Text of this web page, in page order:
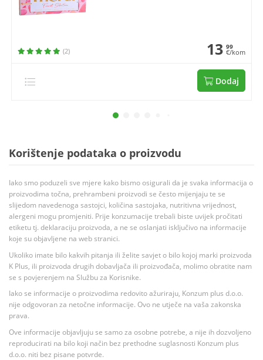
(2) 13 99
€/kom
Dodaj
Korištenje podataka o proizvodu
Iako smo poduzeli sve mjere kako bismo osigurali da je svaka informacija o
proizvodima točna, prehrambeni proizvodi se često mijenjaju te se
slijedom navedenoga sastojci, količina sastojaka, nutritivna vrijednost,
alergeni mogu promjeniti. Prije konzumacije trebali biste uvijek pročitati
etiketu tj. deklaraciju proizvoda, a ne se oslanjati isključivo na informacije
koje su objavljene na web stranici.
Ukoliko imate bilo kakvih pitanja ili želite savjet o bilo kojoj marki proizvoda
K Plus, ili proizvoda drugih dobavljača ili proizvođača, molimo obratite nam
se s povjerenjem na Službu za Korisnike.
Iako se informacije o proizvodima redovito ažuriraju, Konzum plus d.o.o.
nije odgovoran za netočne informacije. Ovo ne utječe na vaša zakonska
prava.
Ove informacije objavljuju se samo za osobne potrebe, a nije ih dozvoljeno
reproducirati na bilo koji način bez prethodne suglasnosti Konzum plus
d.o.o. niti bez pisane potvrde.